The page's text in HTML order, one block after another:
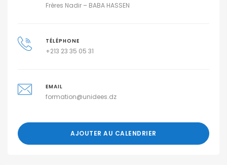
Frères Nadir – BABA HASSEN
TÉLÉPHONE
+213 23 35 05 31
EMAIL
formation@unidees.dz
AJOUTER AU CALENDRIER